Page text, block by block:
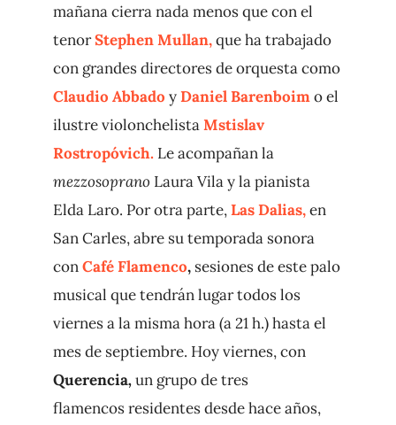
mañana cierra nada menos que con el
tenorStephen Mullan,que ha trabajado
con grandes directores de orquesta como
Claudio Abbado yDaniel Barenboimo el
ilustre violonchelistaMstislav
Rostropóvich. Le acompañan la
mezzosoprano Laura Vila y la pianista
Elda Laro. Por otra parte,Las Dalias,en
San Carles, abre su temporada sonora
conCafé Flamenco, sesiones de este palo
musical que tendrán lugar todos los
viernes a la misma hora (a 21 h.) hasta el
mes de septiembre. Hoy viernes, con
Querencia,un grupo de tres
flamencos residentes desde hace años,